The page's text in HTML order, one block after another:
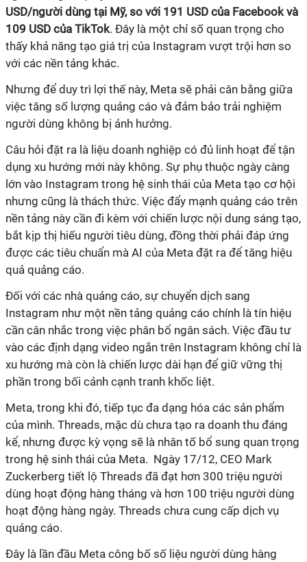
USD/người dùng tại Mỹ, so với 191 USD của Facebook và
109 USD của TikTok. Đây là một chỉ số quan trọng cho
thấy khả năng tạo giá trị của Instagram vượt trội hơn so
với các nền tảng khác.
Nhưng để duy trì lợi thế này, Meta sẽ phải cân bằng giữa
việc tăng số lượng quảng cáo và đảm bảo trải nghiệm
người dùng không bị ảnh hưởng.
Câu hỏi đặt ra là liệu doanh nghiệp có đủ linh hoạt để tận
dụng xu hướng mới này không. Sự phụ thuộc ngày càng
lớn vào Instagram trong hệ sinh thái của Meta tạo cơ hội
nhưng cũng là thách thức. Việc đẩy mạnh quảng cáo trên
nền tảng này cần đi kèm với chiến lược nội dung sáng tạo,
bắt kịp thị hiếu người tiêu dùng, đồng thời phải đáp ứng
được các tiêu chuẩn mà AI của Meta đặt ra để tăng hiệu
quả quảng cáo.
Đối với các nhà quảng cáo, sự chuyển dịch sang
Instagram như một nền tảng quảng cáo chính là tín hiệu
cần cân nhắc trong việc phân bổ ngân sách. Việc đầu tư
vào các định dạng video ngắn trên Instagram không chỉ là
xu hướng mà còn là chiến lược dài hạn để giữ vững thị
phần trong bối cảnh cạnh tranh khốc liệt.
Meta, trong khi đó, tiếp tục đa dạng hóa các sản phẩm
của mình. Threads, mặc dù chưa tạo ra doanh thu đáng
kể, nhưng được kỳ vọng sẽ là nhân tố bổ sung quan trọng
trong hệ sinh thái của Meta. Ngày 17/12, CEO Mark
Zuckerberg tiết lộ Threads đã đạt hơn 300 triệu người
dùng hoạt động hàng tháng và hơn 100 triệu người dùng
hoạt động hàng ngày. Threads chưa cung cấp dịch vụ
quảng cáo.
Đây là lần đầu Meta công bố số liệu người dùng hàng